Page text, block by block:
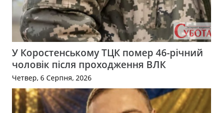
У Коростенському ТЦК помер 46-річний
чоловік після проходження ВЛК
Четвер, 6 Серпня, 2026